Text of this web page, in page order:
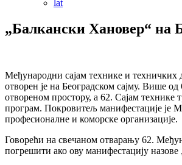
lat
„Балкански Хановер“ на
Међународни сајам технике и техничких
отворен је на Београдском сајму. Више од
отвореном простору, а 62. Сајам технике
програм. Покровитељ манифестације је
професионалне и коморске организације.
Говорећи на свечаном отварању 62.
погрешити ако ову манифестацију назове